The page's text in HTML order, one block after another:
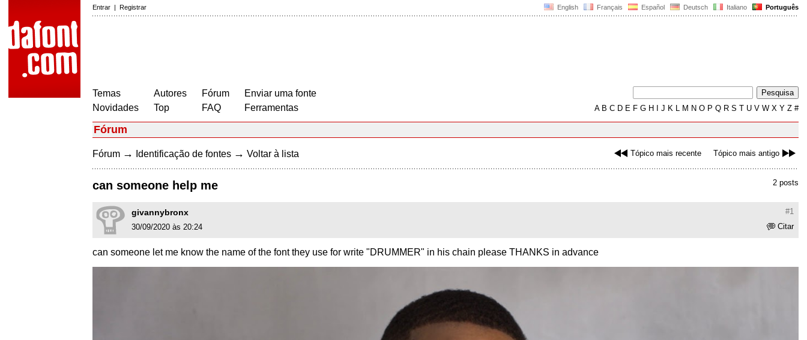
English Français Español Deutsch Italiano Português
Entrar | Registrar
Temas
Novidades
Autores
Top
Fórum
FAQ
Enviar uma fonte
Ferramentas
AB C D E F G H J K L M N O P Q R S T U V W X Y Z #
Fórum
Tópico mais recente Tópico mais antigo
Fórum → Identificação de fontes → Voltar à lista
2 posts
can someone help me
#1
givannybronx
Citar
30/09/2020 às 20:24
can someone let me know the name of the font they use for write "DRUMMER" in his chain please THANKS in advance